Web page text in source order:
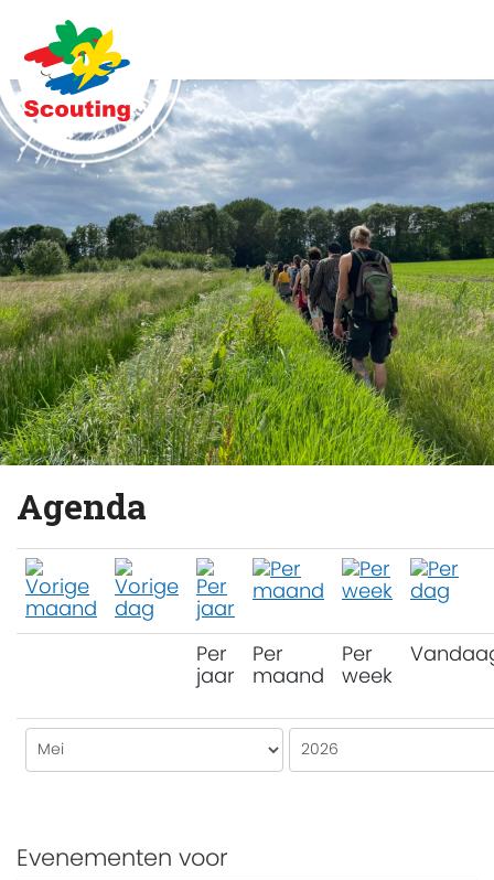
Agenda
Per
jaar
Per
maand
Per
week
Evenementen voor